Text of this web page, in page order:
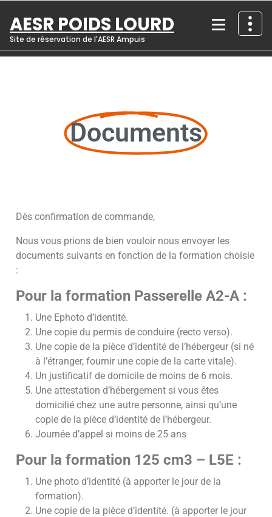
AESR POIDS LOURD
Site de réservation de l'AESR Ampuis
Documents
Dès confirmation de commande,
Nous vous prions de bien vouloir nous envoyer les
documents suivants en fonction de la formation choisie
:
Pour la formation Passerelle A2-A :
Une Ephoto d’identité.
Une copie du permis de conduire (recto verso).
Une copie de la pièce d’identité de l’hébergeur (si né
à l’étranger, fournir une copie de la carte vitale).
Un justificatif de domicile de moins de 6 mois.
Une attestation d’hébergement si vous êtes
domicilié chez une autre personne, ainsi qu’une
copie de la pièce d’identité de l’hébergeur.
Journée d’appel si moins de 25 ans
Pour la formation 125 cm3 – L5E :
Une photo d’identité (à apporter le jour de la
formation).
Une copie de la pièce d’identité. (à apporter le jour